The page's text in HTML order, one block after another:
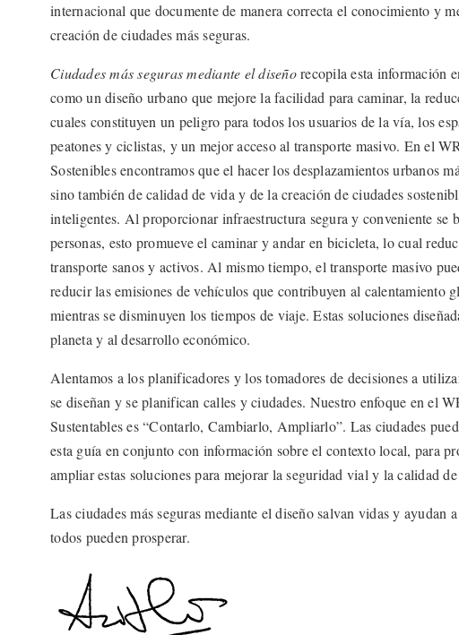
internacional que documente de manera correcta el conocimiento y
creación de ciudades más seguras.
Ciudades más seguras mediante el diseñorecopila esta información
como un diseño urbano que mejore la facilidad para caminar, la
cuales constituyen un peligro para todos los usuarios de la vía, los
peatones y ciclistas, y un mejor acceso al transporte masivo. En el
Sostenibles encontramos que el hacer los desplazamientos urbanos
sino también de calidad de vida y de la creación de ciudades
inteligentes. Al proporcionar infraestructura segura y conveniente se
personas, esto promueve el caminar y andar en bicicleta, lo cual
transporte sanos y activos. Al mismo tiempo, el transporte masivo
reducir las emisiones de vehículos que contribuyen al calentamiento
mientras se disminuyen los tiempos de viaje. Estas soluciones
planeta y al desarrollo económico.
Alentamos a los planificadores y los tomadores de decisiones a
se diseñan y se planifican calles y ciudades. Nuestro enfoque en el
Sustentables es “Contarlo, Cambiarlo, Ampliarlo”. Las ciudades
esta guía en conjunto con información sobre el contexto local, para
ampliar estas soluciones para mejorar la seguridad vial y la calidad
Las ciudades más seguras mediante el diseño salvan vidas y ayudan
todos pueden prosperar.